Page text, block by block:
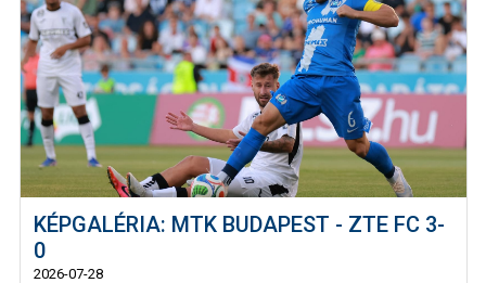
KÉPGALÉRIA: MTK BUDAPEST - ZTE FC 3-
0
2026-07-28